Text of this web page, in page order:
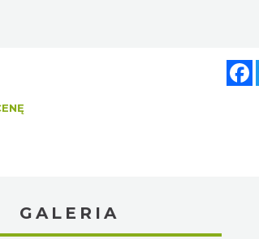
GALERIA